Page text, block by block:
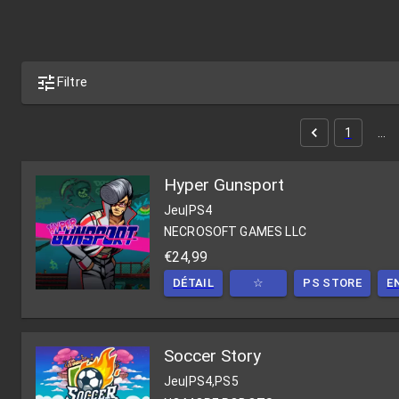
Filtre
1
Hyper Gunsport
Jeu|PS4
NECROSOFT GAMES LLC
€24,99
DÉTAIL ☆ PS STORE
Soccer Story
Jeu PS4,PS5